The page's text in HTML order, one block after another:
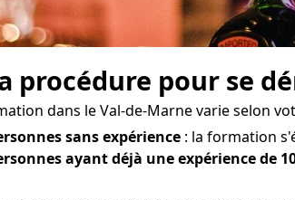
procédure pour se
dans le Val-de-Marne varie selon
sans expérience : la formation
ayant déjà une expérience de